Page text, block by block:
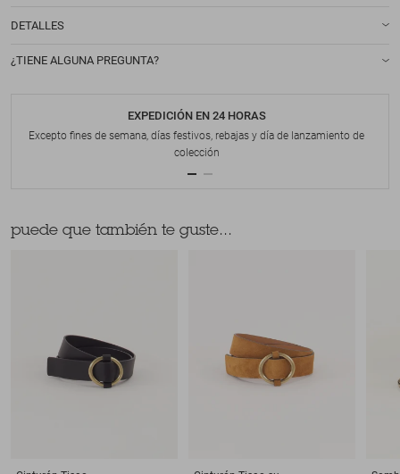
DETALLES
¿TIENE ALGUNA PREGUNTA?
EXPEDICIÓN EN 24 HORAS
Excepto fines de semana, días festivos, rebajas y día de lanzamiento de
colección
puede que también te guste...